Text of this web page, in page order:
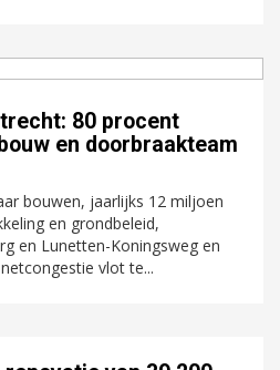
80 procent
en doorbraakteam
bouwen, jaarlijks 12 miljoen
en grondbeleid,
en Lunetten-Koningsweg en
vlot te...